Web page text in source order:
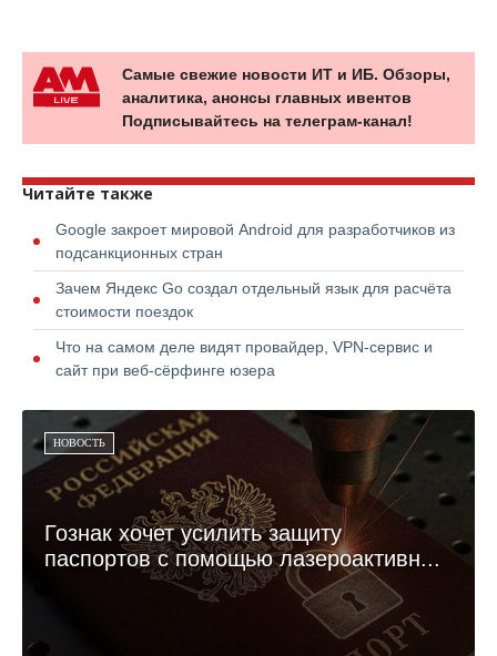
Самые свежие новости ИТ и ИБ. Обзоры,
аналитика, анонсы главных ивентов
Подписывайтесь на телеграм-канал!
Читайте также
Google закроет мировой Android для разработчиков из
подсанкционных стран
Зачем Яндекс Go создал отдельный язык для расчёта
стоимости поездок
Что на самом деле видят провайдер, VPN-сервис и
сайт при веб-сёрфинге юзера
НОВОСТЬ
Гознак хочет усилить защиту
паспортов с помощью лазероактивн...